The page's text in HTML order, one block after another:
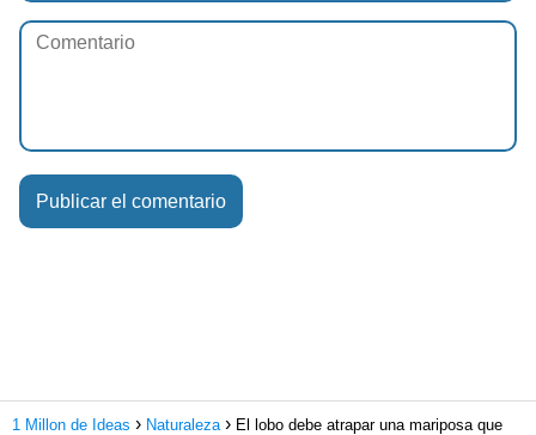
1 Millon de Ideas Naturaleza
El lobo debe atrapar una mariposa que